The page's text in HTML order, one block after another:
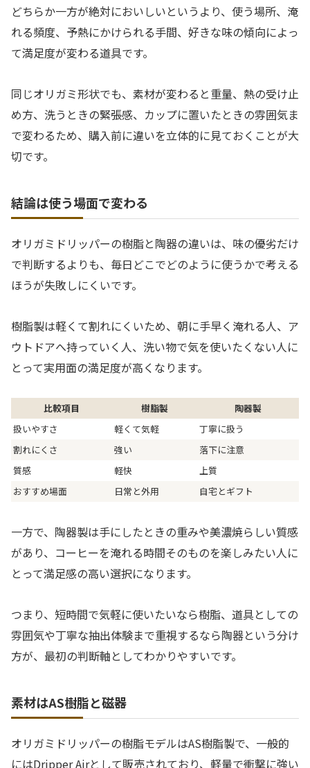
どちらか一方が絶対においしいというより、使う場所、淹
れる頻度、予熱にかけられる手間、好きな味の傾向によっ
て満足度が変わる道具です。
同じオリガミ形状でも、素材が変わると重量、熱の受け止
め方、洗うときの緊張感、カップに置いたときの雰囲気ま
で変わるため、購入前に違いを立体的に見ておくことが大
切です。
結論は使う場面で変わる
オリガミドリッパーの樹脂と陶器の違いは、味の優劣だけ
で判断するよりも、毎日どこでどのように使うかで考える
ほうが失敗しにくいです。
樹脂製は軽くて割れにくいため、朝に手早く淹れる人、ア
ウトドアへ持っていく人、洗い物で気を使いたくない人に
とって実用面の満足度が高くなります。
比較項目 樹脂製
陶器製
扱いやすさ
軽くて気軽
丁寧に扱う
割れにくさ
強い
落下に注意
質感
軽快
上質
おすすめ場面
日常と外用 自宅とギフト
一方で、陶器製は手にしたときの重みや美濃焼らしい質感
があり、コーヒーを淹れる時間そのものを楽しみたい人に
とって満足感の高い選択になります。
つまり、短時間で気軽に使いたいなら樹脂、道具としての
雰囲気や丁寧な抽出体験まで重視するなら陶器という分け
方が、最初の判断軸としてわかりやすいです。
素材はAS樹脂と磁器
オリガミドリッパーの樹脂モデルはAS樹脂製で、一般的
にはDripper Airとして販売されており、軽量で衝撃に強い